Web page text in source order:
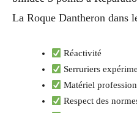
La Roque Dantheron dans
Réactivité
Serruriers
Matériel
Respect des